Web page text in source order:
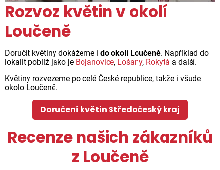
Rozvoz květin v okolí
Loučeně
Doručit květiny dokážeme i do okolí Loučeně. Například do
lokalit poblíž jako je Bojanovice, Lošany, Rokytá a další.
Květiny rozvezeme po celé České republice, takže i všude
okolo Loučeně.
Doručení květin Středočeský kraj
Recenze našich zákazníků
z Loučeně